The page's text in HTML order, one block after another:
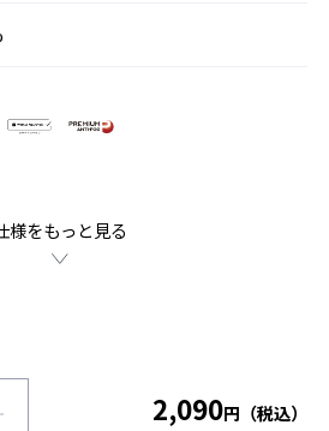
様をもっと見る
2,090円（税込）